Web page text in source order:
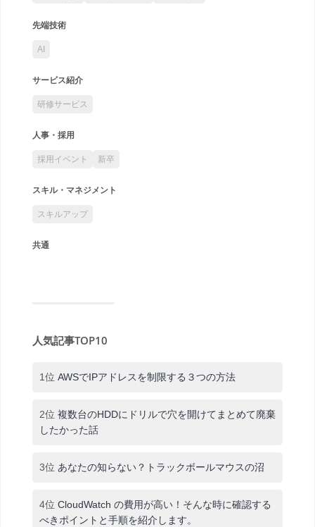
先端技術
AI
サービス紹介
研修サービス
人事・採用
採用イベント 新卒
スキル・マネジメント
スキルアップ
共通
人気記事TOP10
1位 AWSでIPアドレスを制限する３つの方法
2位 複数台のHDDにドリルで穴を開けてまとめて廃棄
したかった話
3位 あなたの知らない？トラックボールマウスの沼
4位 CloudWatch の費用が高い！そんな時に確認する
べきポイントと手順を紹介します。